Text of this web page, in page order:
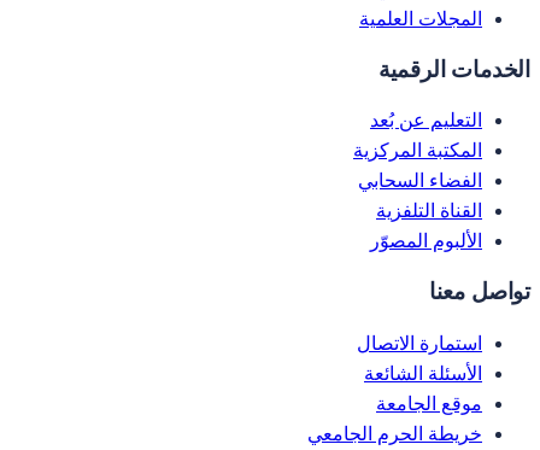
المجلات العلمية
الخدمات الرقمية
التعليم عن بُعد
المكتبة المركزية
الفضاء السحابي
القناة التلفزية
الألبوم المصوّر
تواصل معنا
استمارة الاتصال
الأسئلة الشائعة
موقع الجامعة
خريطة الحرم الجامعي